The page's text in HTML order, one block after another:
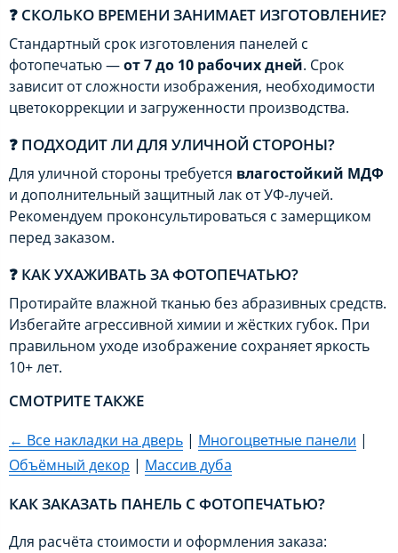
❓ СКОЛЬКО ВРЕМЕНИ ЗАНИМАЕТ ИЗГОТОВЛЕНИЕ?
Стандартный срок изготовления панелей с
фотопечатью —от 7 до 10 рабочих дней. Срок
зависит от сложности изображения, необходимости
цветокоррекции и загруженности производства.
❓ ПОДХОДИТ ЛИ ДЛЯ УЛИЧНОЙ СТОРОНЫ?
Для уличной стороны требуется влагостойкий МДФ
и дополнительный защитный лак от УФ-лучей.
Рекомендуем проконсультироваться с замерщиком
перед заказом.
❓ КАК УХАЖИВАТЬ ЗА ФОТОПЕЧАТЬЮ?
Протирайте влажной тканью без абразивных средств.
Избегайте агрессивной химии и жёстких губок. При
правильном уходе изображение сохраняет яркость
10+ лет.
СМОТРИТЕ ТАКЖЕ
← Все накладки на дверь | Многоцветные панели |
Объёмный декор | Массив дуба
КАК ЗАКАЗАТЬ ПАНЕЛЬ С ФОТОПЕЧАТЬЮ?
Для расчёта стоимости и оформления заказа: